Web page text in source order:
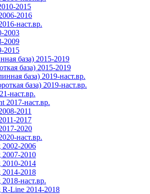
2015
2016
наст.вр.
2003
2009
2015
база) 2015-2019
база) 2015-2019
база) 2019-наст.вр.
база) 2019-наст.вр.
наст.вр.
2017-наст.вр.
2011
2017
2020
наст.вр.
2002-2006
2007-2010
2010-2014
2014-2018
2018-наст.вр.
R-Line 2014-2018